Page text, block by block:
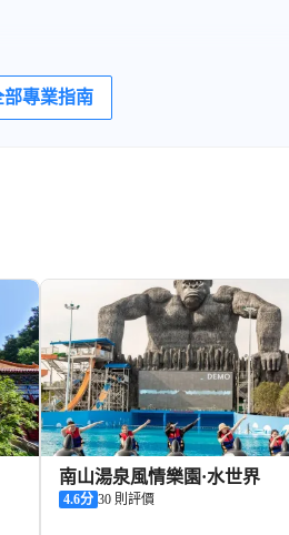
部專業指南
南山湯泉風情樂園·水世界
4.6分 30 則評價